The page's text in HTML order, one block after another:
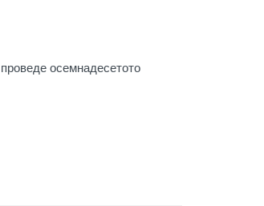
осемнадесетото